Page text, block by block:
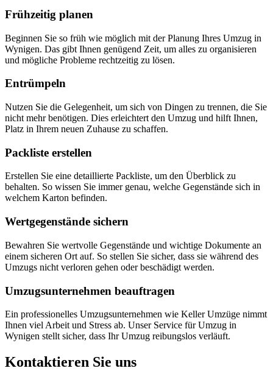
Frühzeitig planen
Beginnen Sie so früh wie möglich mit der Planung Ihres Umzug in
Wynigen. Das gibt Ihnen genügend Zeit, um alles zu organisieren
und mögliche Probleme rechtzeitig zu lösen.
Entrümpeln
Nutzen Sie die Gelegenheit, um sich von Dingen zu trennen, die Sie
nicht mehr benötigen. Dies erleichtert den Umzug und hilft Ihnen,
Platz in Ihrem neuen Zuhause zu schaffen.
Packliste erstellen
Erstellen Sie eine detaillierte Packliste, um den Überblick zu
behalten. So wissen Sie immer genau, welche Gegenstände sich in
welchem Karton befinden.
Wertgegenstände sichern
Bewahren Sie wertvolle Gegenstände und wichtige Dokumente an
einem sicheren Ort auf. So stellen Sie sicher, dass sie während des
Umzugs nicht verloren gehen oder beschädigt werden.
Umzugsunternehmen beauftragen
Ein professionelles Umzugsunternehmen wie Keller Umzüge nimmt
Ihnen viel Arbeit und Stress ab. Unser Service für Umzug in
Wynigen stellt sicher, dass Ihr Umzug reibungslos verläuft.
Kontaktieren Sie uns